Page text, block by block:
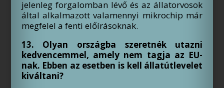
jelenleg forgalomban lévő és az állatorvosok
által alkalmazott valamennyi mikrochip már
megfelel a fenti előírásoknak.
13. Olyan országba szeretnék utazni
kedvencemmel, amely nem tagja az EU-
nak. Ebben az esetben is kell állatútlevelet
kiváltani?